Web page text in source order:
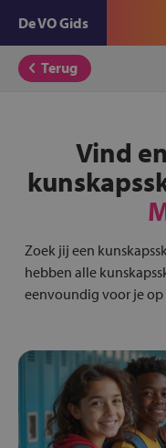
De VO Gids
Terug
Vind
Zoek jij een
hebben alle
eenvoundig voor je op